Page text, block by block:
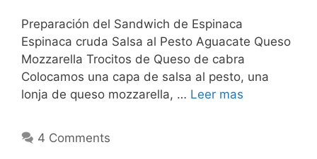
Preparación del Sandwich de Espinaca
Espinaca cruda Salsa al Pesto Aguacate Queso
Mozzarella Trocitos de Queso de cabra
Colocamos una capa de salsa al pesto, una
lonja de queso mozzarella, … Leer mas
4 Comments